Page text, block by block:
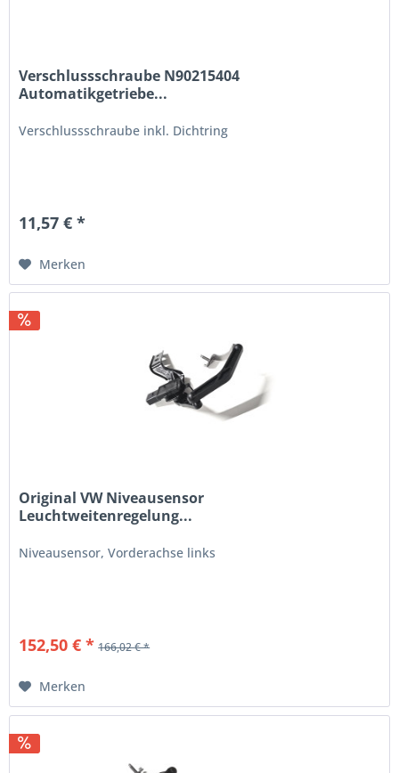
Verschlussschraube N90215404
Automatikgetriebe...
Verschlussschraube inkl. Dichtring
11,57 € *
Merken
Original VW Niveausensor
Leuchtweitenregelung...
Niveausensor, Vorderachse links
152,50 € * 166,02 € *
Merken